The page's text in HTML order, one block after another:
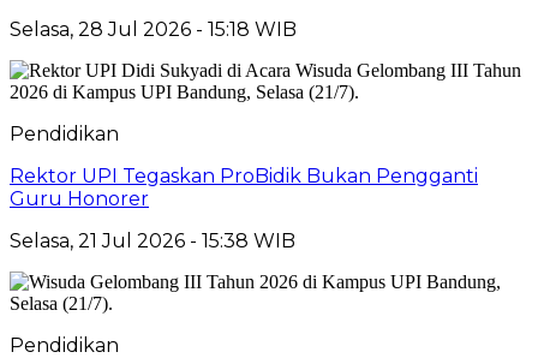
Selasa, 28 Jul 2026 - 15:18 WIB
Pendidikan
Rektor UPI Tegaskan ProBidik Bukan Pengganti
Guru Honorer
Selasa, 21 Jul 2026 - 15:38 WIB
Pendidikan